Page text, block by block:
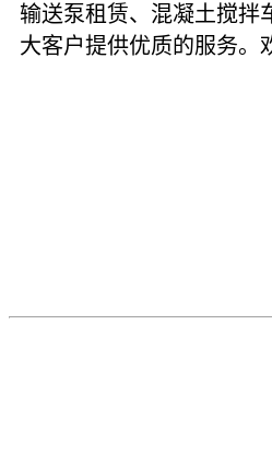
输送泵租赁、混凝土搅拌
大客户提供优质的服务。